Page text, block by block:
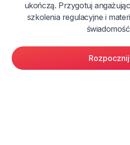
ukończą. Przygotuj
szkolenia regulacyjne i
Rozpocznij